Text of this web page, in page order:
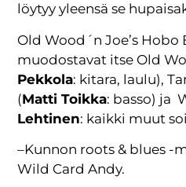
löytyy yleensä se
Old Wood´n Joe’s
muodostavat itse Old
Pekkola: kitara, laulu),
(Matti Toikka: basso) ja
Lehtinen: kaikki muut
–Kunnon roots & blues -
Wild Card Andy.